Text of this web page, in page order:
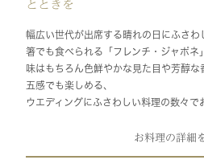
とときを
幅広い世代が出席する晴れの日にふさわ
箸でも食べられる「フレンチ・ジャポネ
味はもちろん色鮮やかな見た目や芳醇な
五感でも楽しめる、
ウエディングにふさわしい料理の数々で
お料理の詳細